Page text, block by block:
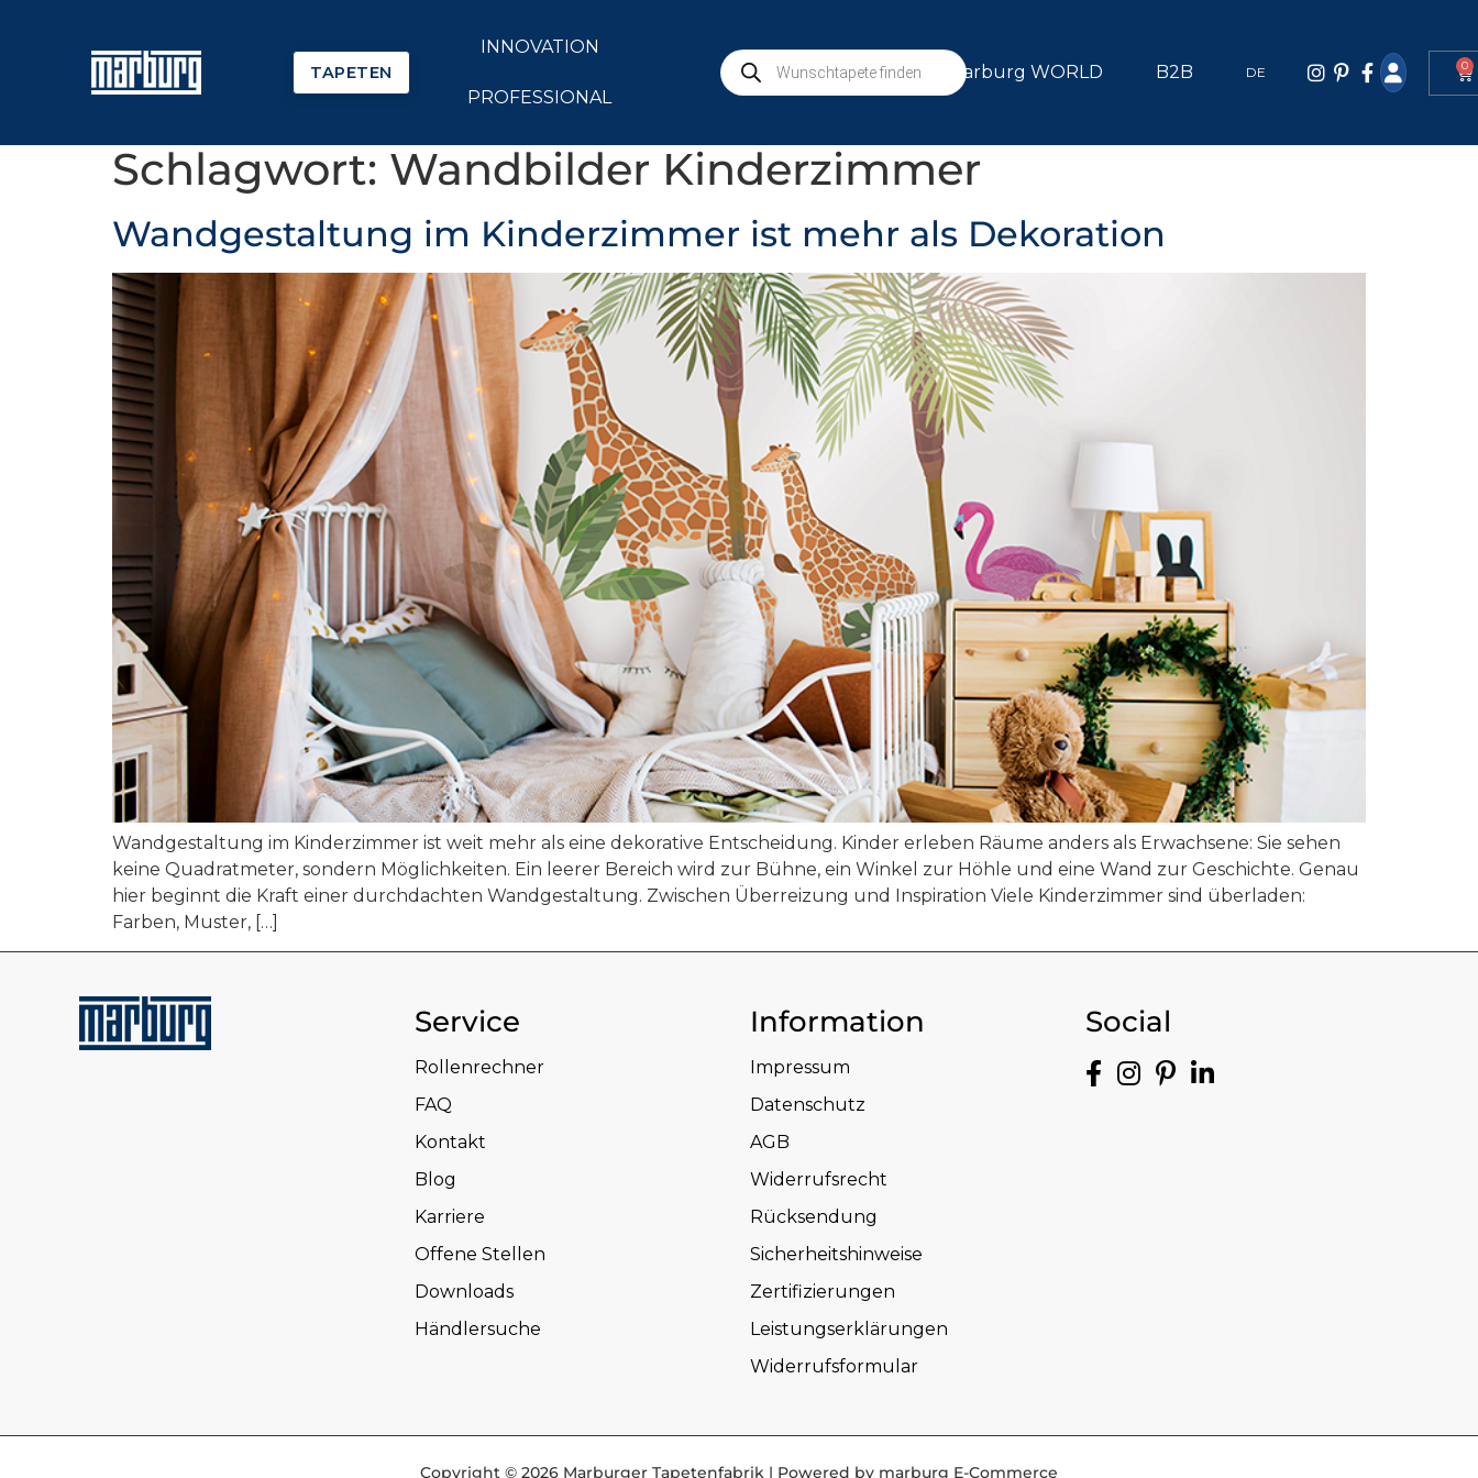
TAPETEN
INNOVATION
PROFESSIONAL
marburg WORLD B2B DE 0
Schlagwort: Wandbilder Kinderzimmer
Wandgestaltung im Kinderzimmer ist mehr als Dekoration
Wandgestaltung im Kinderzimmer ist weit mehr als eine dekorative Entscheidung. Kinder erleben Räume anders als Erwachsene: Sie sehen
keine Quadratmeter, sondern Möglichkeiten. Ein leerer Bereich wird zur Bühne, ein Winkel zur Höhle und eine Wand zur Geschichte. Genau
hier beginnt die Kraft einer durchdachten Wandgestaltung. Zwischen Überreizung und Inspiration Viele Kinderzimmer sind überladen:
Farben, Muster, […]
Service
Rollenrechner
FAQ
Kontakt
Blog
Karriere
Offene Stellen
Downloads
Händlersuche
Information
Impressum
Datenschutz
AGB
Widerrufsrecht
Rücksendung
Sicherheitshinweise
Zertifizierungen
Leistungserklärungen
Widerrufsformular
Social
Copyright © 2026 Marburger Tapetenfabrik | Powered by marburg E-Commerce